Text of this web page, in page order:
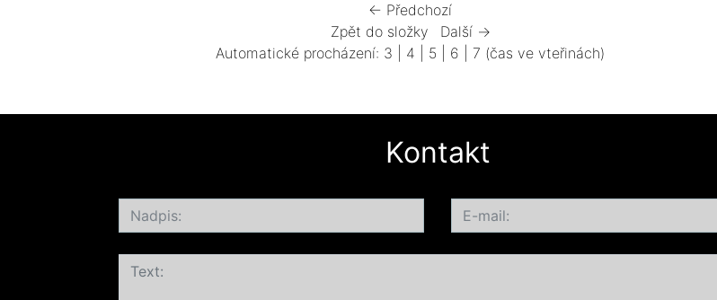
← Předchozí
Zpět do složky
Další →
Automatické procházení: 3 4 5 6 7 (čas ve vteřinách)
Kontakt